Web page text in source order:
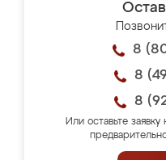
8
8
8
Или оставьте заявку